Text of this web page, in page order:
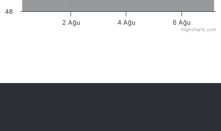
2 Ağu 4 Ağu 6 Ağu
48
Highcharts.com